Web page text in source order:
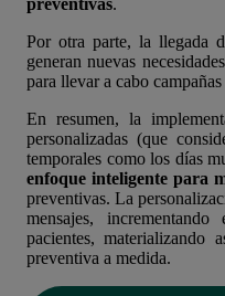
preventivas.
Por otra parte, la llegada
generan nuevas
para llevar a cabo
En resumen, la
personalizadas (que
temporales como los días
enfoque inteligente para
preventivas. La
mensajes,
pacientes, materializando
preventiva a medida.